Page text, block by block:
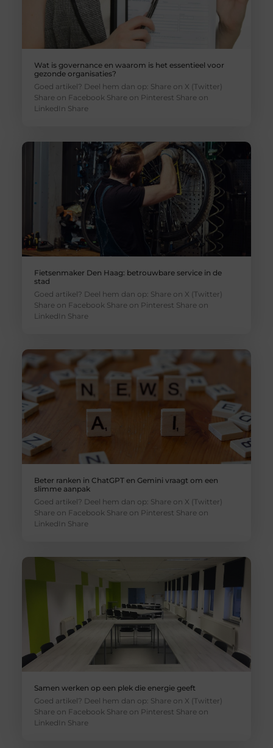
Wat is governance en waarom is het essentieel voor
gezonde organisaties?
Goed artikel? Deel hem dan op: Share on X (Twitter)
Share on Facebook Share on Pinterest Share on
LinkedIn Share
Fietsenmaker Den Haag: betrouwbare service in de
stad
Goed artikel? Deel hem dan op: Share on X (Twitter)
Share on Facebook Share on Pinterest Share on
LinkedIn Share
Beter ranken in ChatGPT en Gemini vraagt om een
slimme aanpak
Goed artikel? Deel hem dan op: Share on X (Twitter)
Share on Facebook Share on Pinterest Share on
LinkedIn Share
Samen werken op een plek die energie geeft
Goed artikel? Deel hem dan op: Share on X (Twitter)
Share on Facebook Share on Pinterest Share on
LinkedIn Share